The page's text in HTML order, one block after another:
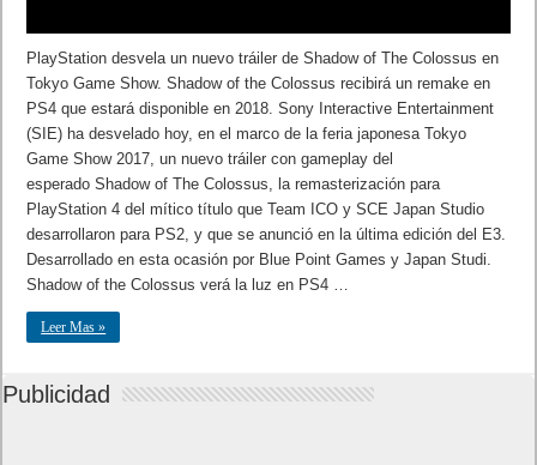
PlayStation desvela un nuevo tráiler de Shadow of The Colossus en
Tokyo Game Show. Shadow of the Colossus recibirá un remake en
PS4 que estará disponible en 2018. Sony Interactive Entertainment
(SIE) ha desvelado hoy, en el marco de la feria japonesa Tokyo
Game Show 2017, un nuevo tráiler con gameplay del
esperado Shadow of The Colossus, la remasterización para
PlayStation 4 del mítico título que Team ICO y SCE Japan Studio
desarrollaron para PS2, y que se anunció en la última edición del E3.
Desarrollado en esta ocasión por Blue Point Games y Japan Studi.
Shadow of the Colossus verá la luz en PS4 …
Leer Mas »
Publicidad